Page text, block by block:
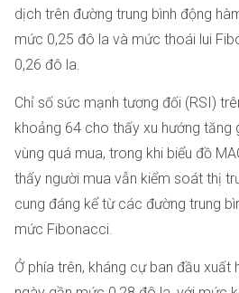
dịch trên đường trung bình động
mức 0,25 đô la và mức thoái lui
0,26 đô la.
Chỉ số sức mạnh tương đối (RSI)
khoảng 64 cho thấy xu hướng tăng
vùng quá mua, trong khi biểu đồ
thấy người mua vẫn kiểm soát thị
cung đáng kể từ các đường trung
mức Fibonacci.
Ở phía trên, kháng cự ban đầu xuất